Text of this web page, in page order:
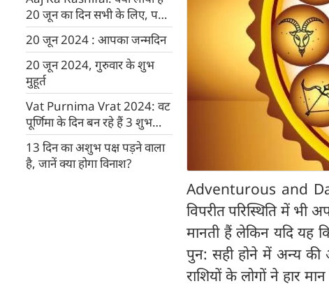
20 जून का दिन सभी के लिए, पढ़ें
अपना दैनिक राशिफल
20 जून 2024 : आपका जन्मदिन
20 जून 2024, गुरुवार के शुभ
मुहूर्त
Vat Purnima Vrat 2024: वट
पूर्णिमा के दिन बन रहे हैं 3 शुभ
योग, 5 राशियों के चमकेंगे सितारे
13 दिन का अशुभ पक्ष पड़ने वाला
है, जानें क्या होगा विनाश?
Adventurous and
विपरीत परिस्थिति में भी
मानती हैं लेकिन यदि यह
पुन: सही होने में अन्य की
राशियों के लोगों ने हार मान